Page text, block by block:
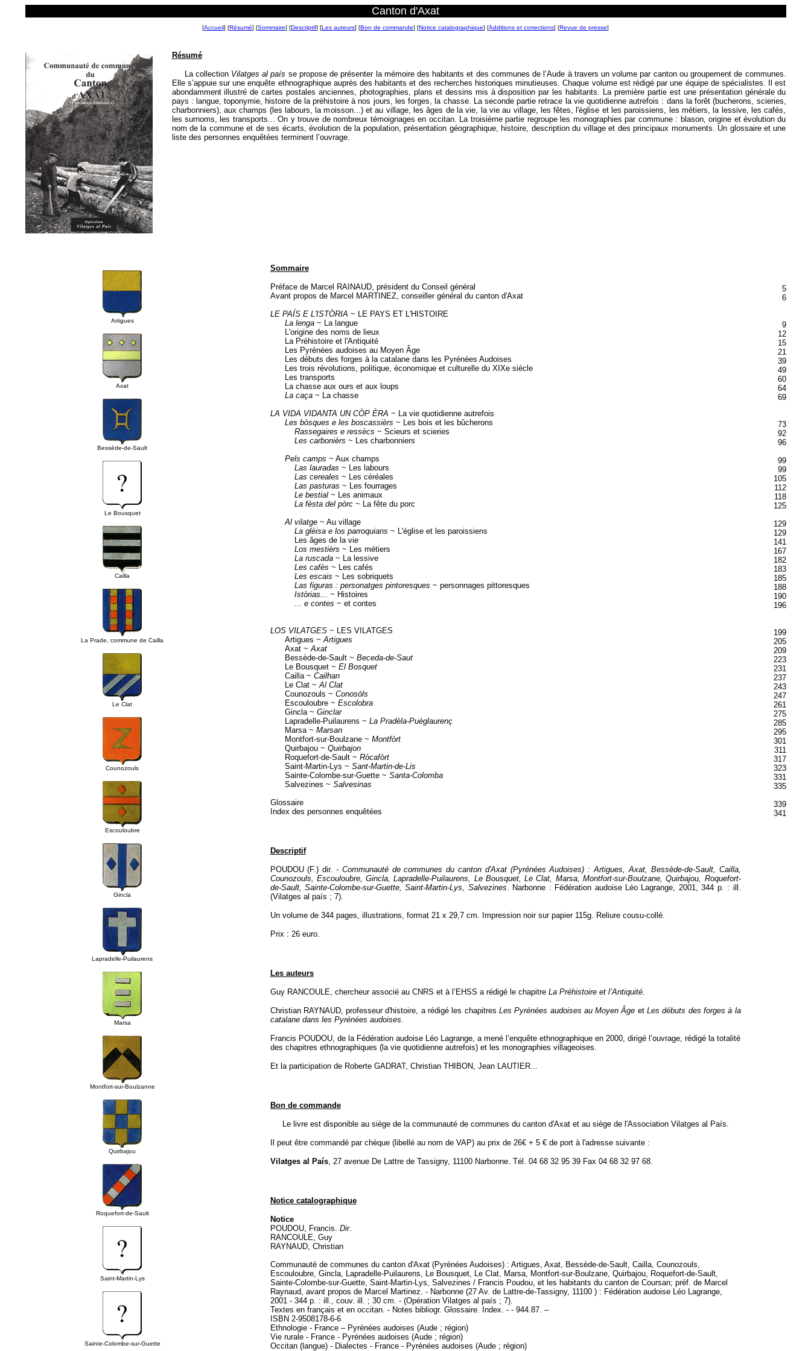
Canton d'Axat
[Accueil] [Résumé] [Sommaire] [Descriptif] [Les auteurs] [Bon de commande] [Notice catalographique] [Additions et corrections] [Revue de presse]
Résumé
La collection Vilatges al país se propose de présenter la mémoire des habitants et des communes de l’Aude à travers un volume par canton ou groupement de communes.
Elle s’appuie sur une enquête ethnographique auprès des habitants et des recherches historiques minutieuses. Chaque volume est rédigé par une équipe de spécialistes. Il est
abondamment illustré de cartes postales anciennes, photographies, plans et dessins mis à disposition par les habitants. La première partie est une présentation générale du
pays : langue, toponymie, histoire de la préhistoire à nos jours, les forges, la chasse. La seconde partie retrace la vie quotidienne autrefois : dans la forêt (bucherons, scieries,
charbonniers), aux champs (les labours, la moisson...) et au village, les âges de la vie, la vie au village, les fêtes, l'église et les paroissiens, les métiers, la lessive, les cafés,
les surnoms, les transports... On y trouve de nombreux témoignages en occitan. La troisième partie regroupe les monographies par commune : blason, origine et évolution du
nom de la commune et de ses écarts, évolution de la population, présentation géographique, histoire, description du village et des principaux monuments. Un glossaire et une
liste des personnes enquêtées terminent l’ouvrage.
Artigues
Axat
Bessède-de-Sault
Le Bousquet
Cailla
La Prade, commune de Cailla
Le Clat
Counozouls
Escouloubre
Gincla
Lapradelle-Puilaurens
Marsa
Montfort-sur-Boulzanne
Quirbajou
Roquefort-de-Sault
Saint-Martin-Lys
Sainte-Colombe-sur-Guette
Sommaire
Préface de Marcel RAINAUD, président du Conseil général
Avant propos de Marcel MARTINEZ, conseiller général du canton d'Axat
LE PAÍS E L'ISTÒRIA ~ LE PAYS ET L'HISTOIRE
La lenga~ La langue
L'origine des noms de lieux
La Préhistoire et l'Antiquité
Les Pyrénées audoises au Moyen Âge
Les débuts des forges à la catalane dans les Pyrénées Audoises
Les trois révolutions, politique, économique et culturelle du XIXe siècle
Les transports
La chasse aux ours et aux loups
La caça~ La chasse
LA VIDA VIDANTA UN CÒP ÈRA ~ La vie quotidienne autrefois
Les bòsques e les boscassièrs ~ Les bois et les bûcherons
Rassegaires e ressècs ~ Scieurs et scieries
Les carbonièrs ~ Les charbonniers
Pels camps ~ Aux champs
Las lauradas ~ Les labours
Las cereales ~ Les céréales
Las pasturas ~ Les fourrages
Le bestial~ Les animaux
La fèsta del pòrc~ La fête du porc
Al vilatge ~ Au village
La glèisa e los parroquians ~ L'église et les paroissiens
Les âges de la vie
Los mestièrs ~ Les métiers
La ruscada~ La lessive
Les cafès ~ Les cafés
Les escais ~ Les sobriquets
Las figuras : personatges pintoresques ~ personnages pittoresques
Istòrias... ~ Histoires
... e contes ~ et contes
LOS VILATGES~ LES VILATGES
Artigues ~Artigues
Axat ~Axat
Bessède-de-Sault ~ Beceda-de-Saut
Le Bousquet ~ El Bosquet
Cailla ~ Cailhan
Le Clat ~Al Clat
Counozouls ~ Conosòls
Escouloubre ~ Escolobra
Gincla ~ Ginclar
Lapradelle-Puilaurens ~ La Pradèla-Puèglaurenç
Marsa ~ Marsan
Montfort-sur-Boulzane ~ Montfòrt
Quirbajou ~ Quirbajon
Roquefort-de-Sault ~ Ròcafòrt
Saint-Martin-Lys ~ Sant-Martin-de-Lis
Sainte-Colombe-sur-Guette ~ Santa-Colomba
Salvezines ~ Salvesinas
Glossaire
Index des personnes enquêtées
Descriptif
POUDOU (F.) dir. - Communauté de communes du canton d'Axat (Pyrénées Audoises) : Artigues, Axat, Bessède-de-Sault, Cailla,
Counozouls, Escouloubre, Gincla, Lapradelle-Puilaurens, Le Bousquet, Le Clat, Marsa, Montfort-sur-Boulzane, Quirbajou, Roquefort-
de-Sault, Sainte-Colombe-sur-Guette, Saint-Martin-Lys, Salvezines. Narbonne : Fédération audoise Léo Lagrange, 2001, 344 p. : ill.
(Vilatges al país ; 7).
Un volume de 344 pages, illustrations, format 21 x 29,7 cm. Impression noir sur papier 115g. Reliure cousu-collé.
Prix : 26 euro.
Les auteurs
Guy RANCOULE, chercheur associé au CNRS et à l’EHSS a rédigé le chapitre La Préhistoire et l’Antiquité.
Christian RAYNAUD, professeur d'histoire, a rédigé les chapitres Les Pyrénées audoises au Moyen Âge etLes débuts des forges à la
catalane dans les Pyrénées audoises.
Francis POUDOU, de la Fédération audoise Léo Lagrange, a mené l’enquête ethnographique en 2000, dirigé l’ouvrage, rédigé la totalité
des chapitres ethnographiques (la vie quotidienne autrefois) et les monographies villageoises.
Et la participation de Roberte GADRAT, Christian THIBON, Jean LAUTIER...
Bon de commande
Le livre est disponible au siège de la communauté de communes du canton d'Axat et au siège de l'Association Vilatges al País.
Il peut être commandé par chèque (libellé au nom de VAP) au prix de 26€ + 5 € de port à l'adresse suivante :
Vilatges al País, 27 avenue De Lattre de Tassigny, 11100 Narbonne. Tél. 04 68 32 95 39 Fax 04 68 32 97 68.
Notice catalographique
Notice
POUDOU, Francis. Dir.
RANCOULE, Guy
RAYNAUD, Christian
Communauté de communes du canton d'Axat (Pyrénées Audoises) : Artigues, Axat, Bessède-de-Sault, Cailla, Counozouls,
Escouloubre, Gincla, Lapradelle-Puilaurens, Le Bousquet, Le Clat, Marsa, Montfort-sur-Boulzane, Quirbajou, Roquefort-de-Sault,
Sainte-Colombe-sur-Guette, Saint-Martin-Lys, Salvezines / Francis Poudou, et les habitants du canton de Coursan; préf. de Marcel
Raynaud, avant propos de Marcel Martinez. - Narbonne (27 Av. de Lattre-de-Tassigny, 11100 ) : Fédération audoise Léo Lagrange,
2001 - 344 p. : ill., couv. ill. ; 30 cm. - (Opération Vilatges al país ; 7).
Textes en français et en occitan. - Notes bibliogr. Glossaire. Index. - - 944.87. –
ISBN 2-9508178-6-6
Ethnologie - France – Pyrénées audoises (Aude ; région)
Vie rurale - France - Pyrénées audoises (Aude ; région)
Occitan (langue) - Dialectes - France - Pyrénées audoises (Aude ; région)
5
6
9
12
15
21
39
49
60
64
69
73
92
96
99
99
105
112
118
125
129
129
141
167
182
183
185
188
190
196
199
205
209
223
231
237
243
247
261
275
285
295
301
311
317
323
331
335
339
341